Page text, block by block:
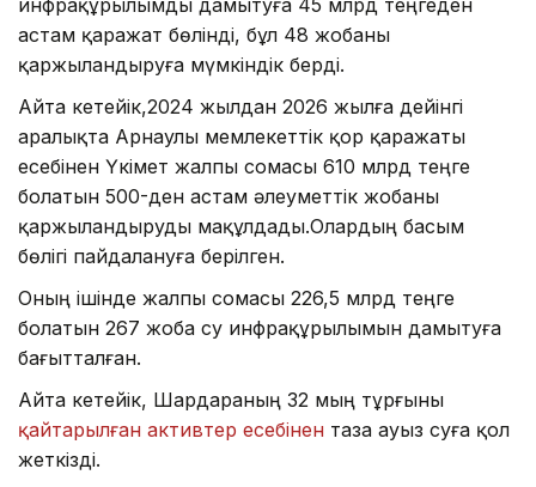
астам қаражат бөлінді, бұл 48 жобаны
қаржыландыруға мүмкіндік берді.
Айта кетейік,2024 жылдан 2026 жылға дейінгі
аралықта Арнаулы мемлекеттік қор қаражаты
есебінен Үкімет жалпы сомасы 610 млрд теңге
болатын 500-ден астам әлеуметтік жобаны
қаржыландыруды мақұлдады.Олардың басым
бөлігі пайдалануға берілген.
Оның ішінде жалпы сомасы 226,5 млрд теңге
болатын 267 жоба су инфрақұрылымын дамытуға
бағытталған.
Айта кетейік, Шардараның 32 мың тұрғыны
қайтарылған активтер есебінен таза ауыз суға қол
жеткізді.